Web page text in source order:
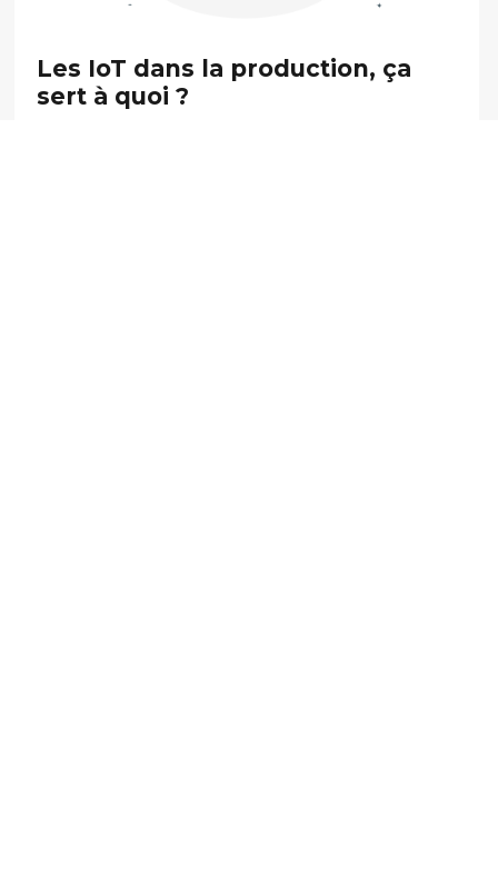
Les IoT dans la production, ça
sert à quoi ?